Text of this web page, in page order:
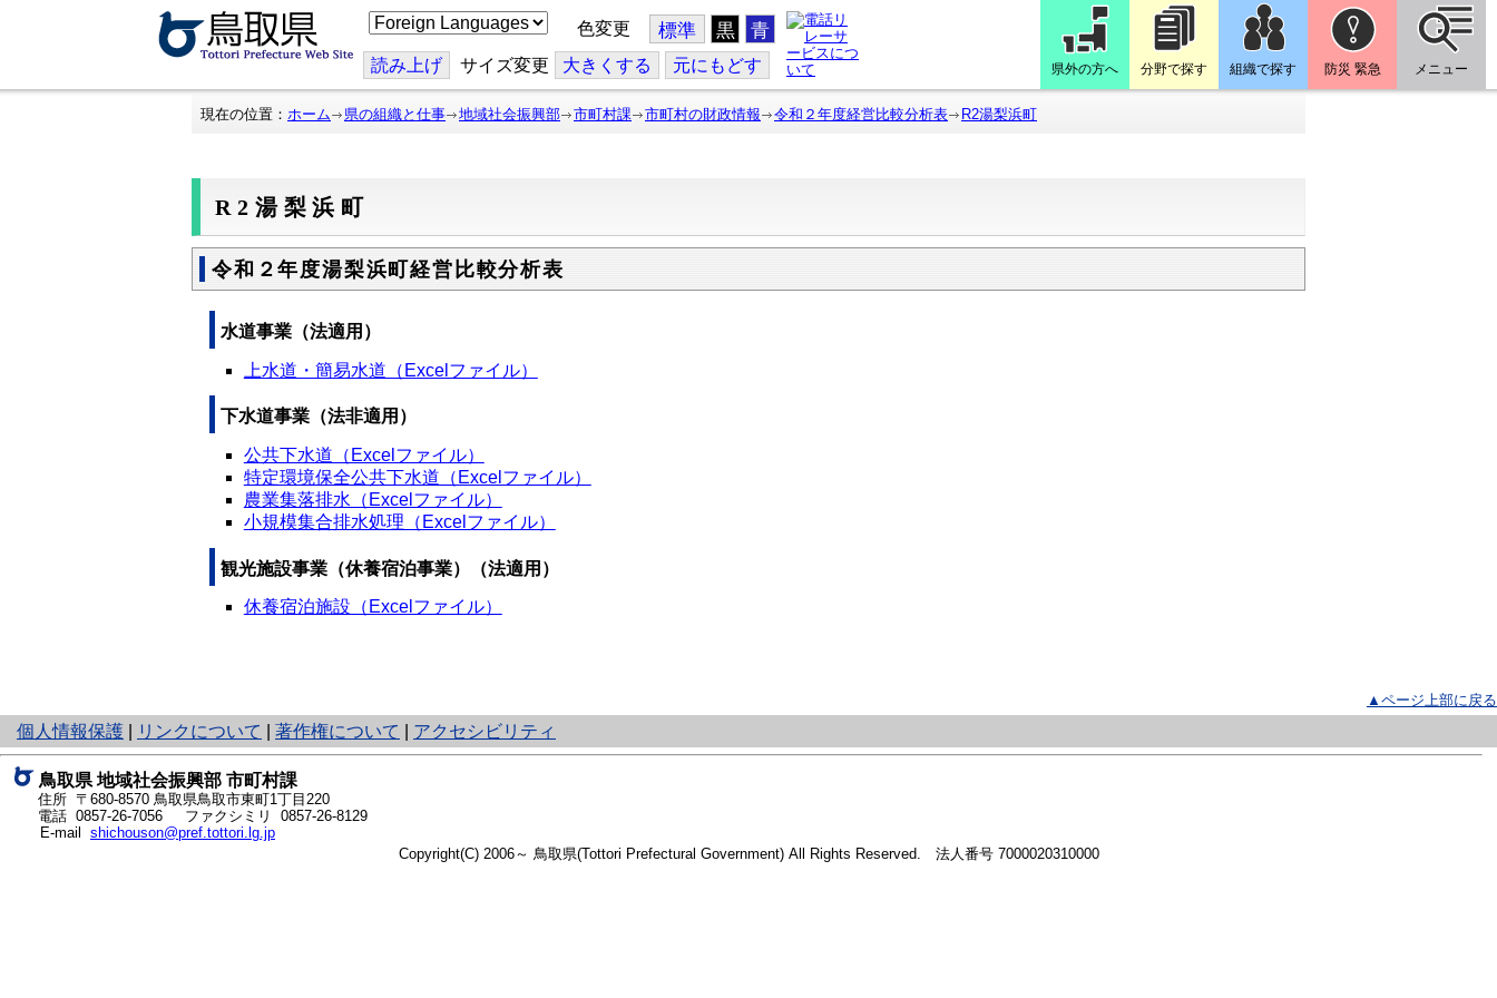
こ
の
ジ
を
翻
色変更 標準 黒 青
読み上げ サイズ変更 大きくする 元にもどす 県外の方へ 分野で探す 組織で探す 防災 緊急 メニュー
現在の位置： ホーム 県の組織と仕事 地域社会振興部 市町村課 市町村の財政情報 令和２年度経営比較分析表 R2湯梨浜町
R2湯梨浜町
令和２年度湯梨浜町経営比較分析表
水道事業（法適用）
上水道・簡易水道（Excelファイル）
下水道事業（法非適用）
公共下水道（Excelファイル）
特定環境保全公共下水道（Excelファイル）
農業集落排水（Excelファイル）
小規模集合排水処理（Excelファイル）
観光施設事業（休養宿泊事業）（法適用）
休養宿泊施設（Excelファイル）
▲ページ上部に戻る
個人情報保護
と
り
ネ
ッ
ト
へ
リンクについて 著作権について アクセシビリティ
鳥取県 地域社会振興部 市町村課
住所 〒680-8570 鳥取県鳥取市東町1丁目220
電話 0857-26-7056
ファクシミリ 0857-26-8129
E-mail shichouson@pref.tottori.lg.jp
Copyright(C) 2006～ 鳥取県(Tottori Prefectural Government) All Rights Reserved. 法人番号 7000020310000